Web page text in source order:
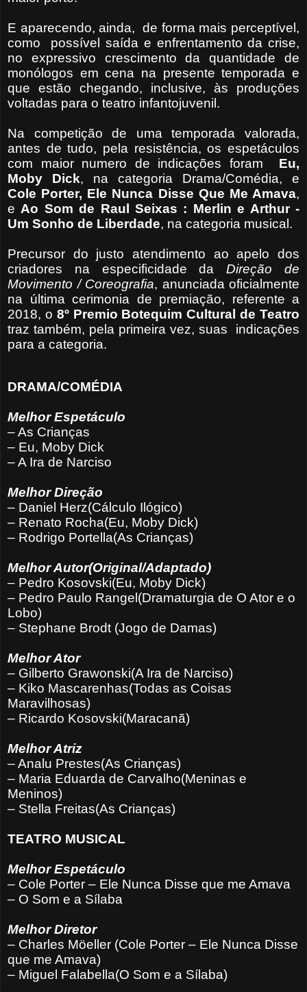
E aparecendo, ainda, de forma mais perceptível,
como
possível saída e enfrentamento da crise,
no expressivo crescimento da quantidade de
monólogos em cena na presente temporada e
que estão chegando, inclusive, às produções
voltadas para o teatro infantojuvenil.
Na competição de uma temporada valorada,
antes de tudo, pela resistência, os espetáculos
com maior numero de indicações foram
Eu,
Moby Dick, na categoria Drama/Comédia, e
Cole Porter, Ele Nunca Disse Que Me Amava,
eAo Som de Raul Seixas : Merlin e Arthur -
Um Sonho de Liberdade, na categoria musical.
Precursor do justo atendimento ao apelo dos
criadores na especificidade daDireção de
Movimento / Coreografia, anunciada oficialmente
na última cerimonia de premiação, referente a
2018, o 8º Premio Botequim Cultural de Teatro
traz também, pela primeira vez, suas
indicações
para a categoria.
DRAMA/COMÉDIA
Melhor Espetáculo
– As Crianças
– Eu, Moby Dick
– A Ira de Narciso
Melhor Direção
– Daniel Herz(Cálculo Ilógico)
– Renato Rocha(Eu, Moby Dick)
– Rodrigo Portella(As Crianças)
Melhor Autor(Original/Adaptado)
– Pedro Kosovski(Eu, Moby Dick)
– Pedro Paulo Rangel(Dramaturgia de O Ator e o
Lobo)
– Stephane Brodt (Jogo de Damas)
Melhor Ator
– Gilberto Grawonski(A Ira de Narciso)
– Kiko Mascarenhas(Todas as Coisas
Maravilhosas)
– Ricardo Kosovski(Maracanã)
Melhor Atriz
– Analu Prestes(As Crianças)
– Maria Eduarda de Carvalho(Meninas e
Meninos)
– Stella Freitas(As Crianças)
TEATRO MUSICAL
Melhor Espetáculo
– Cole Porter – Ele Nunca Disse que me Amava
– O Som e a Sílaba
Melhor Diretor
– Charles Möeller (Cole Porter – Ele Nunca Disse
que me Amava)
– Miguel Falabella(O Som e a Sílaba)